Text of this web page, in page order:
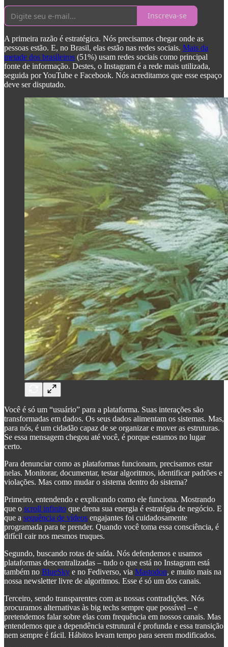
Inscreva-se
A primeira razão é estratégica. Nós precisamos chegar onde as
pessoas estão. E, no Brasil, elas estão nas redes sociais. Mais da
metade dos brasileiros (51%) usam redes sociais como principal
fonte de informação. Destes, o Instagram é a rede mais utilizada,
seguida por YouTube e Facebook. Nós acreditamos que esse espaço
deve ser disputado.
Você é só um “usuário” para a plataforma. Suas interações são
transformadas em dados. Os seus dados alimentam os sistemas. Mas,
para nós, é um cidadão capaz de se organizar e mover as estruturas.
Se essa mensagem chegou até você, é porque estamos no lugar
certo.
Para denunciar como as plataformas funcionam, precisamos estar
nelas. Monitorar, documentar, testar algoritmos, identificar padrões e
violações. Mas como mudar o sistema dentro do sistema?
Primeiro, entendendo e explicando como ele funciona. Mostrando
que o scroll infinito que drena sua energia é estratégia de negócio. E
que a sequência de vídeos engajantes foi cuidadosamente
programada para te prender. Quando você toma essa consciência, é
difícil cair nos mesmos truques.
Segundo, buscando rotas de saída. Nós defendemos e usamos
plataformas descentralizadas – tudo o que está no Instagram está
também no BlueSky e no Fediverso, via Mastodon, e muito mais na
nossa newsletter livre de algoritmos. Esse é só um dos canais.
Terceiro, sendo transparentes com as nossas contradições. Nós
procuramos alternativas às big techs sempre que possível – e
pretendemos falar sobre elas com frequência em nossos canais. Mas
entendemos que a dependência estrutural é profunda e essa transição
nem sempre é fácil. Hábitos levam tempo para serem modificados.